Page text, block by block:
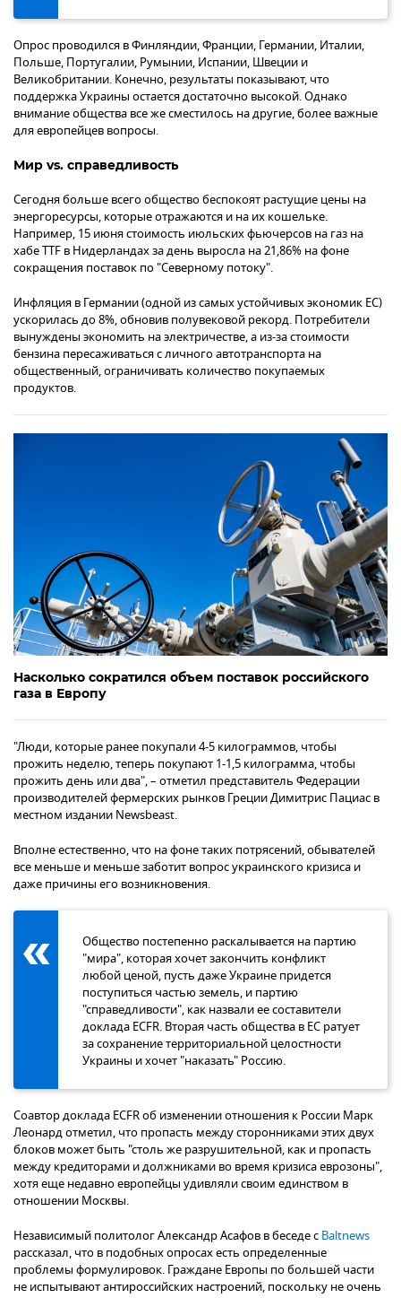
Опрос проводился в Финляндии, Франции, Германии, Италии,
Польше, Португалии, Румынии, Испании, Швеции и
Великобритании. Конечно, результаты показывают, что
поддержка Украины остается достаточно высокой. Однако
внимание общества все же сместилось на другие, более важные
для европейцев вопросы.
Мир vs. справедливость
Сегодня больше всего общество беспокоят растущие цены на
энергоресурсы, которые отражаются и на их кошельке.
Например, 15 июня стоимость июльских фьючерсов на газ на
хабе TTF в Нидерландах за день выросла на 21,86% на фоне
сокращения поставок по "Северному потоку".
Инфляция в Германии (одной из самых устойчивых экономик ЕС)
ускорилась до 8%, обновив полувековой рекорд. Потребители
вынуждены экономить на электричестве, а из-за стоимости
бензина пересаживаться с личного автотранспорта на
общественный, ограничивать количество покупаемых
продуктов.
Насколько сократился объем поставок российского
газа в Европу
"Люди, которые ранее покупали 4-5 килограммов, чтобы
прожить неделю, теперь покупают 1-1,5 килограмма, чтобы
прожить день или два", – отметил представитель Федерации
производителей фермерских рынков Греции Димитрис Пациас в
местном издании Newsbeast.
Вполне естественно, что на фоне таких потрясений, обывателей
все меньше и меньше заботит вопрос украинского кризиса и
даже причины его возникновения.
Общество постепенно раскалывается на партию
"мира", которая хочет закончить конфликт
любой ценой, пусть даже Украине придется
поступиться частью земель, и партию
"справедливости", как назвали ее составители
доклада ECFR. Вторая часть общества в ЕС ратует
за сохранение территориальной целостности
Украины и хочет "наказать" Россию.
Соавтор доклада ECFR об изменении отношения к России Марк
Леонард отметил, что пропасть между сторонниками этих двух
блоков может быть "столь же разрушительной, как и пропасть
между кредиторами и должниками во время кризиса еврозоны",
хотя еще недавно европейцы удивляли своим единством в
отношении Москвы.
Независимый политолог Александр Асафов в беседе с Baltnews
рассказал, что в подобных опросах есть определенные
проблемы формулировок. Граждане Европы по большей части
не испытывают антироссийских настроений, поскольку не очень